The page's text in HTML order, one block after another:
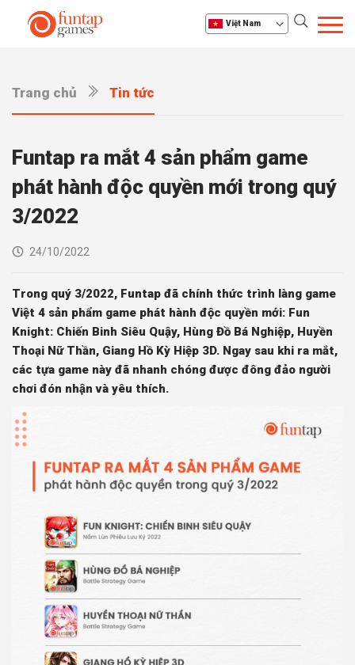
Việt Nam
Trang chủ Tin tức
Funtap ra mắt 4 sản phẩm game
phát hành độc quyền mới trong quý
3/2022
24/10/2022
Trong quý 3/2022, Funtap đã chính thức trình làng game
Việt 4 sản phẩm game phát hành độc quyền mới: Fun
Knight: Chiến Binh Siêu Quậy, Hùng Đồ Bá Nghiệp, Huyền
Thoại Nữ Thần, Giang Hồ Kỳ Hiệp 3D. Ngay sau khi ra mắt,
các tựa game này đã nhanh chóng được đông đảo người
chơi đón nhận và yêu thích.